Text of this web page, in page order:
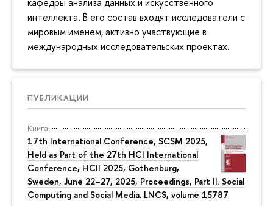
интеллекта. В его состав входят исследователи с
мировым именем, активно участвующие в
международных исследовательских проектах.
ПУБЛИКАЦИИ
Книга
17th International Conference, SCSM 2025,
Held as Part of the 27th HCI International
Conference, HCII 2025, Gothenburg,
Sweden, June 22–27, 2025, Proceedings, Part II. Social
Computing and Social Media. LNCS, volume 15787